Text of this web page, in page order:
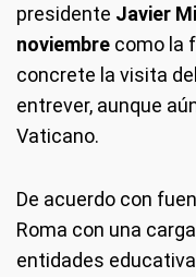
presidente Javier
noviembre como la
concrete la visita del
entrever, aunque
Vaticano.
De acuerdo con
Roma con una
entidades